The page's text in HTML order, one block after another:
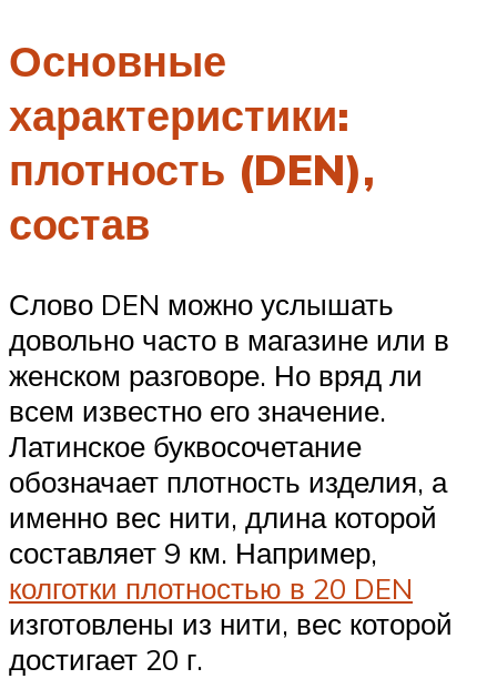
Основные
характеристики:
плотность (DEN),
состав
Слово DEN можно услышать
довольно часто в магазине или в
женском разговоре. Но вряд ли
всем известно его значение.
Латинское буквосочетание
обозначает плотность изделия, а
именно вес нити, длина которой
составляет 9 км. Например,
колготки плотностью в 20 DEN
изготовлены из нити, вес которой
достигает 20 г.